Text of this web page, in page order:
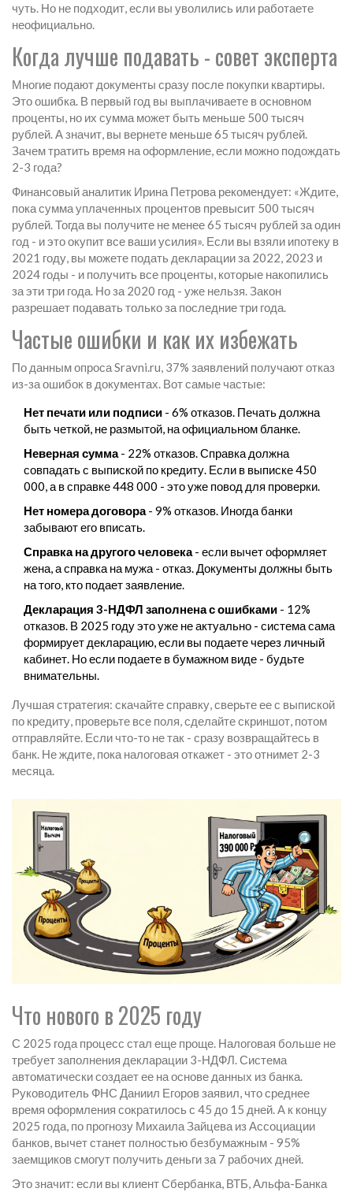
чуть. Но не подходит, если вы уволились или работаете
неофициально.
Когда лучше подавать - совет эксперта
Многие подают документы сразу после покупки квартиры.
Это ошибка. В первый год вы выплачиваете в основном
проценты, но их сумма может быть меньше 500 тысяч
рублей. А значит, вы вернете меньше 65 тысяч рублей.
Зачем тратить время на оформление, если можно подождать
2-3 года?
Финансовый аналитик Ирина Петрова рекомендует: «Ждите,
пока сумма уплаченных процентов превысит 500 тысяч
рублей. Тогда вы получите не менее 65 тысяч рублей за один
год - и это окупит все ваши усилия». Если вы взяли ипотеку в
2021 году, вы можете подать декларации за 2022, 2023 и
2024 годы - и получить все проценты, которые накопились
за эти три года. Но за 2020 год - уже нельзя. Закон
разрешает подавать только за последние три года.
Частые ошибки и как их избежать
По данным опроса Sravni.ru, 37% заявлений получают отказ
из-за ошибок в документах. Вот самые частые:
Нет печати или подписи - 6% отказов. Печать должна
быть четкой, не размытой, на официальном бланке.
Неверная сумма- 22% отказов. Справка должна
совпадать с выпиской по кредиту. Если в выписке 450
000, а в справке 448 000 - это уже повод для проверки.
Нет номера договора- 9% отказов. Иногда банки
забывают его вписать.
Справка на другого человека- если вычет оформляет
жена, а справка на мужа - отказ. Документы должны быть
на того, кто подает заявление.
Декларация 3-НДФЛ заполнена с ошибками - 12%
отказов. В 2025 году это уже не актуально - система сама
формирует декларацию, если вы подаете через личный
кабинет. Но если подаете в бумажном виде - будьте
внимательны.
Лучшая стратегия: скачайте справку, сверьте ее с выпиской
по кредиту, проверьте все поля, сделайте скриншот, потом
отправляйте. Если что-то не так - сразу возвращайтесь в
банк. Не ждите, пока налоговая откажет - это отнимет 2-3
месяца.
Что нового в 2025 году
С 2025 года процесс стал еще проще. Налоговая больше не
требует заполнения декларации 3-НДФЛ. Система
автоматически создает ее на основе данных из банка.
Руководитель ФНС Даниил Егоров заявил, что среднее
время оформления сократилось с 45 до 15 дней. А к концу
2025 года, по прогнозу Михаила Зайцева из Ассоциации
банков, вычет станет полностью безбумажным - 95%
заемщиков смогут получить деньги за 7 рабочих дней.
Это значит: если вы клиент Сбербанка, ВТБ, Альфа-Банка